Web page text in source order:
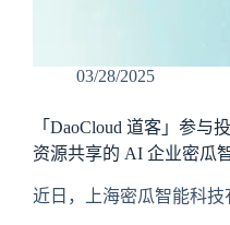
03/28/2025
「DaoCloud 道客」参与
资源共享的 AI 企业密瓜
近日，上海密瓜智能科